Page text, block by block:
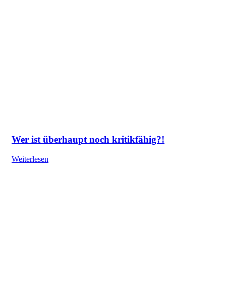
Wer ist überhaupt noch kritikfähig?!
Weiterlesen